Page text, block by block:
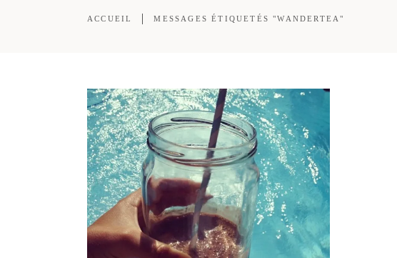
ACCUEIL MESSAGES ÉTIQUETÉS "WANDERTEA"